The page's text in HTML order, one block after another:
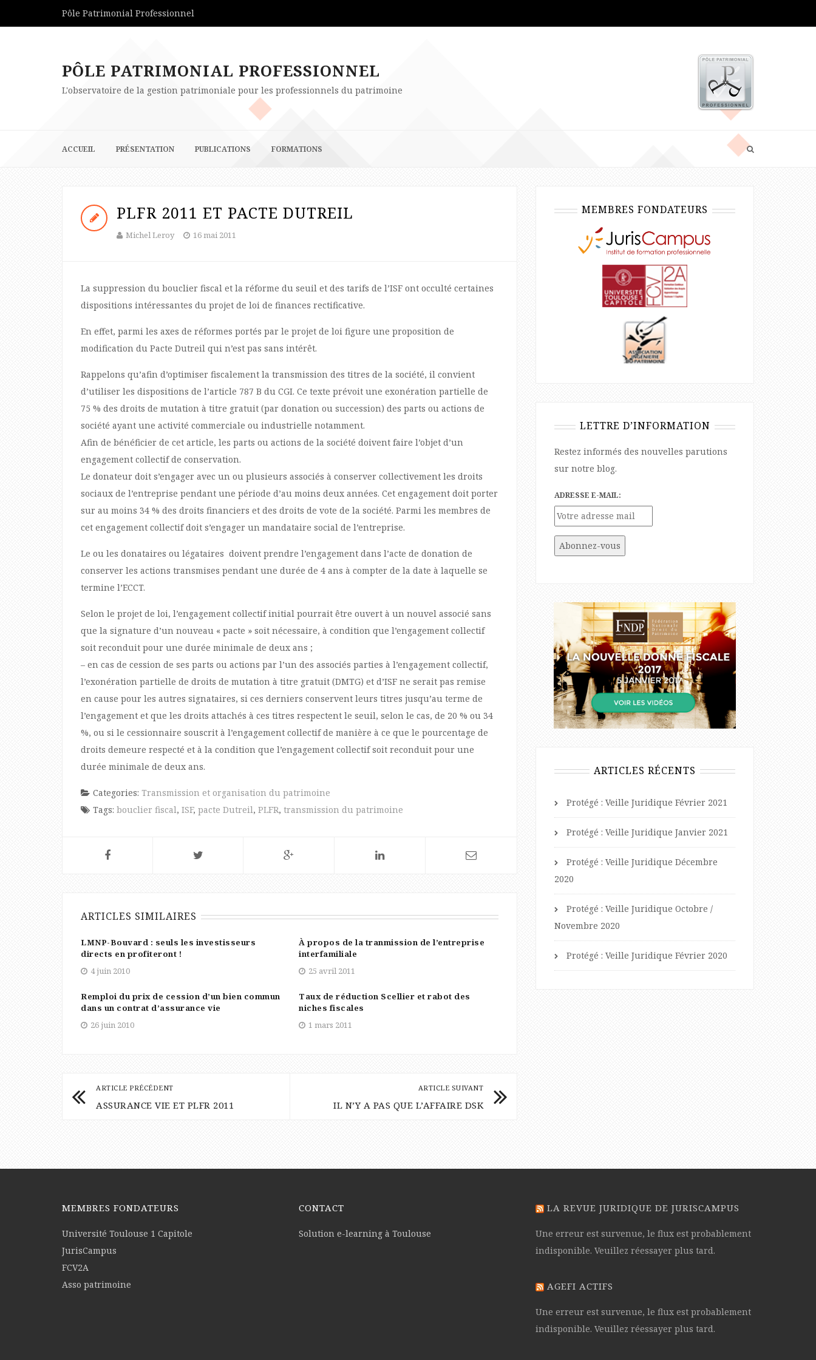
Pôle Patrimonial Professionnel
PÔLE PATRIMONIAL PROFESSIONNEL
L'observatoire de la gestion patrimoniale pour les professionnels du patrimoine
ACCUEIL PRÉSENTATION PUBLICATIONS FORMATIONS
PLFR 2011 ET PACTE DUTREIL
Michel Leroy 16 mai 2011
La suppression du bouclier fiscal et la réforme du seuil et des tarifs de l’ISF ont occulté certaines
dispositions intéressantes du projet de loi de finances rectificative.
En effet, parmi les axes de réformes portés par le projet de loi figure une proposition de
modification du Pacte Dutreil qui n’est pas sans intérêt.
Rappelons qu’afin d’optimiser fiscalement la transmission des titres de la société, il convient
d’utiliser les dispositions de l’article 787 B du CGI. Ce texte prévoit une exonération partielle de
75 % des droits de mutation à titre gratuit (par donation ou succession) des parts ou actions de
société ayant une activité commerciale ou industrielle notamment.
Afin de bénéficier de cet article, les parts ou actions de la société doivent faire l’objet d’un
engagement collectif de conservation.
Le donateur doit s’engager avec un ou plusieurs associés à conserver collectivement les droits
sociaux de l’entreprise pendant une période d’au moins deux années. Cet engagement doit porter
sur au moins 34 % des droits financiers et des droits de vote de la société. Parmi les membres de
cet engagement collectif doit s’engager un mandataire social de l’entreprise.
Le ou les donataires ou légataires doivent prendre l’engagement dans l’acte de donation de
conserver les actions transmises pendant une durée de 4 ans à compter de la date à laquelle se
termine l’ECCT.
Selon le projet de loi, l’engagement collectif initial pourrait être ouvert à un nouvel associé sans
que la signature d’un nouveau « pacte » soit nécessaire, à condition que l’engagement collectif
soit reconduit pour une durée minimale de deux ans ;
– en cas de cession de ses parts ou actions par l’un des associés parties à l’engagement collectif,
l’exonération partielle de droits de mutation à titre gratuit (DMTG) et d’ISF ne serait pas remise
en cause pour les autres signataires, si ces derniers conservent leurs titres jusqu’au terme de
l’engagement et que les droits attachés à ces titres respectent le seuil, selon le cas, de 20 % ou 34
%, ou si le cessionnaire souscrit à l’engagement collectif de manière à ce que le pourcentage de
droits demeure respecté et à la condition que l’engagement collectif soit reconduit pour une
durée minimale de deux ans.
Categories: Transmission et organisation du patrimoine
Tags: bouclier fiscal, ISF, pacte Dutreil, PLFR, transmission du patrimoine
ARTICLES SIMILAIRES
LMNP-Bouvard : seuls les investisseurs
directs en profiteront !
4 juin 2010
À propos de la tranmission de l’entreprise
interfamiliale
25 avril 2011
Remploi du prix de cession d’un bien commun
dans un contrat d’assurance vie
26 juin 2010
Taux de réduction Scellier et rabot des
niches fiscales
1 mars 2011
ARTICLE PRÉCÉDENT
ASSURANCE VIE ET PLFR 2011
ARTICLE SUIVANT
IL N’Y A PAS QUE L’AFFAIRE DSK
MEMBRES FONDATEURS
LETTRE D’INFORMATION
Restez informés des nouvelles parutions
sur notre blog.
ADRESSE E-MAIL:
ARTICLES RÉCENTS
Protégé : Veille Juridique Février 2021
Protégé : Veille Juridique Janvier 2021
Protégé : Veille Juridique Décembre
2020
Protégé : Veille Juridique Octobre /
Novembre 2020
Protégé : Veille Juridique Février 2020
MEMBRES FONDATEURS
Université Toulouse 1 Capitole
JurisCampus
FCV2A
Asso patrimoine
CONTACT
Solution e-learning à Toulouse
LA REVUE JURIDIQUE DE JURISCAMPUS
Une erreur est survenue, le flux est probablement
indisponible. Veuillez réessayer plus tard.
AGEFI ACTIFS
Une erreur est survenue, le flux est probablement
indisponible. Veuillez réessayer plus tard.